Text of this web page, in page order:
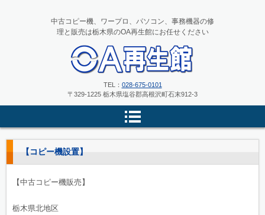
中古コピー機、ワープロ、パソコ
ンの修理と販売 栃木県のOA再
中古コピー機、ワープロ、パソコン、事務機器の修
理と販売は栃木県のOA再生館にお任せください
TEL： 028-675-0101
〒329-1225 栃木県塩谷郡高根沢町石末912-3
【コピー機設置】
【中古コピー機販売】
栃木県北地区